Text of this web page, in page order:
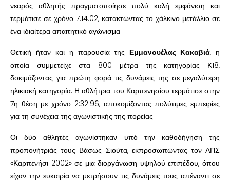
νεαρός αθλητής πραγματοποίησε πολύ καλή εμφάνιση και
τερμάτισε σε χρόνο 7:14.02, κατακτώντας το χάλκινο μετάλλιο σε
ένα ιδιαίτερα απαιτητικό αγώνισμα.
Θετική ήταν και η παρουσία της Εμμανουέλας Κακαβιά, η
οποία συμμετείχε στα 800 μέτρα της κατηγορίας Κ18,
δοκιμάζοντας για πρώτη φορά τις δυνάμεις της σε μεγαλύτερη
ηλικιακή κατηγορία. Η αθλήτρια του Καρπενησίου τερμάτισε στην
7η θέση με χρόνο 2:32.96, αποκομίζοντας πολύτιμες εμπειρίες
για τη συνέχεια της αγωνιστικής της πορείας.
Οι δύο αθλητές αγωνίστηκαν υπό την καθοδήγηση της
προπονήτριάς τους Βάσως Σιούτα, εκπροσωπώντας τον ΑΠΣ
«Καρπενήσι 2002» σε μια διοργάνωση υψηλού επιπέδου, όπου
είχαν την ευκαιρία να μετρήσουν τις δυνάμεις τους απέναντι σε